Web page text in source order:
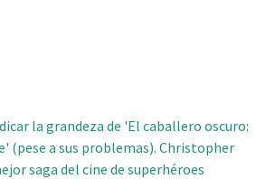
la grandeza de 'El caballero oscuro:
(pese a sus problemas). Christopher
saga del cine de superhéroes